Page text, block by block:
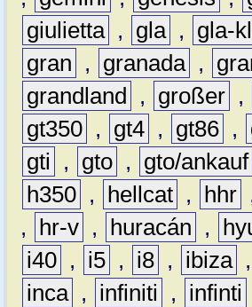
giulietta , gla , gla-
gran
, granada ,
grandland
, großer ,
gt350 , gt4 , gt86 ,
gti
, gto , gto/ankauf
h350 , hellcat , hhr
,
hr-v , huracán ,
i40 , i5 , i8 , ibiza ,
inca , infiniti , infinti